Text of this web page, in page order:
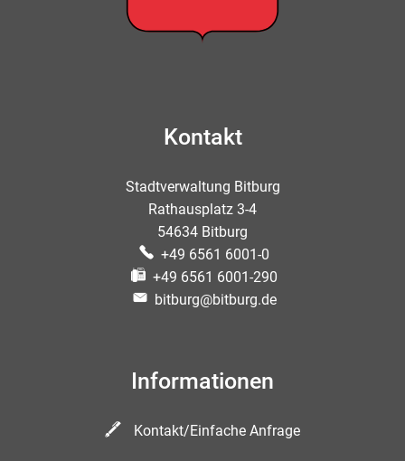
Kontakt
Stadtverwaltung Bitburg
Rathausplatz 3-4
54634 Bitburg
+49 6561 6001-0
+49 6561 6001-290
bitburg@bitburg.de
Informationen
Kontakt/Einfache Anfrage